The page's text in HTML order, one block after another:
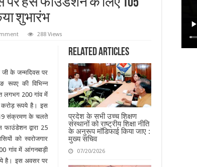
पर हंस फाउंडेशन के लिए 105
शुभारंभ
288 Views
Related Articles
प्रदेश के सभी उच्च शिक्षण
संस्थानों को राष्ट्रीय शिक्षा नीति
के अनुरूप मॉडिफाई किया जाए :
मुख्य सचिव
07/20/2026
जी के जन्मदिवस पर
की विभिन्न
लगभग 200 गांव में
करोड़ रूपये है। इस
संक्रमण के चलते
द्वारा 25
को स्वरोजगार
गांव में आंगनबाड़ी
है। इस अवसर पर